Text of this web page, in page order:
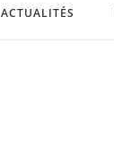
ACTUALITÉS